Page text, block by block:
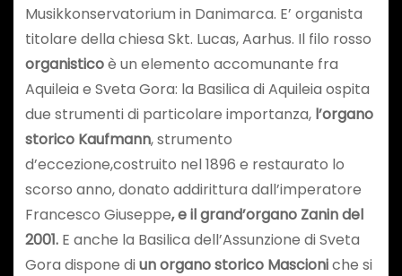
Musikkonservatorium in Danimarca. E’ organista
titolare della chiesa Skt. Lucas, Aarhus. Il filo rosso
organisticoè un elemento accomunante fra
Aquileia e Sveta Gora: la Basilica di Aquileia ospita
due strumenti di particolare importanza,l’organo
storico Kaufmann, strumento
d’eccezione,costruito nel 1896 e restaurato lo
scorso anno, donato addirittura dall’imperatore
Francesco Giuseppe, e il grand’organo Zanin del
2001. E anche la Basilica dell’Assunzione di Sveta
Gora dispone diun organo storico Mascioniche si